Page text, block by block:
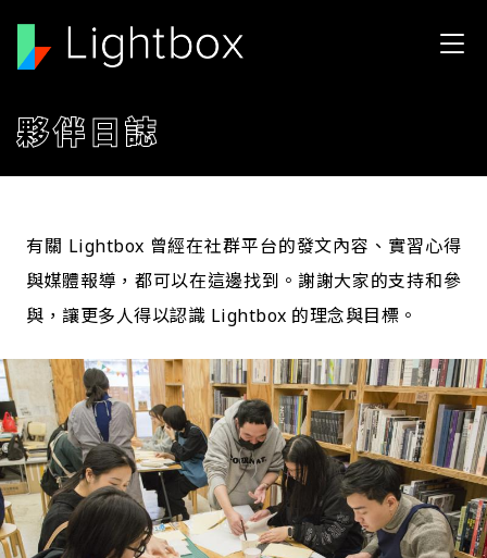
夥伴日誌
有關 Lightbox 曾經在社群平台的發文內容、實習心得
與媒體報導，都可以在這邊找到。謝謝大家的支持和參
與，讓更多人得以認識 Lightbox 的理念與目標。